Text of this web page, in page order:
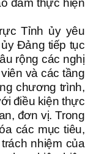
đảm thực hiện
Tỉnh ủy yêu
Đảng tiếp tục
rộng các nghị
và các tầng
chương trình,
điều kiện thực
đơn vị. Trong
các mục tiêu,
nhiệm của